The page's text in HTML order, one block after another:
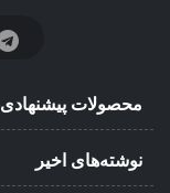
محصولات پیشنهادی
نوشته‌های اخیر